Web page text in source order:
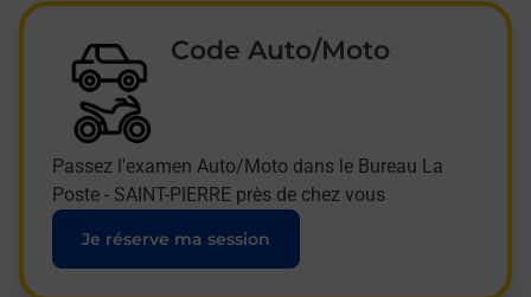
Code Auto/Moto
Passez l'examen Auto/Moto dans le Bureau La
Poste - SAINT-PIERRE près de chez vous
Je réserve ma session